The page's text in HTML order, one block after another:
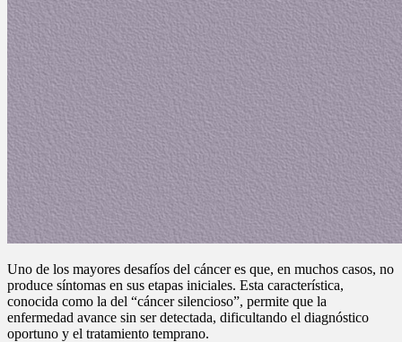
Uno de los mayores desafíos del cáncer es que, en muchos casos, no
produce síntomas en sus etapas iniciales. Esta característica,
conocida como la del “cáncer silencioso”, permite que la
enfermedad avance sin ser detectada, dificultando el diagnóstico
oportuno y el tratamiento temprano.